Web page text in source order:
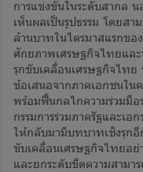
การแข่งขันในระดับสากล
เห็นผลเป็นรูปธรรม โดยสา
ล้านบาทในไตรมาสแรกข
ศักยภาพเศรษฐกิจไทยแล
รุกขับเคลื่อนเศรษฐกิจไทย
ข้อเสนอจากภาคเอกชนใน
พร้อมฟื้นกลไกความร่วมมือ
กรรมการร่วมภาครัฐและเ
ให้กลับมามีบทบาทเชิงรุกอี
ขับเคลื่อนเศรษฐกิจไทยอย่
และยกระดับขีดความสามา